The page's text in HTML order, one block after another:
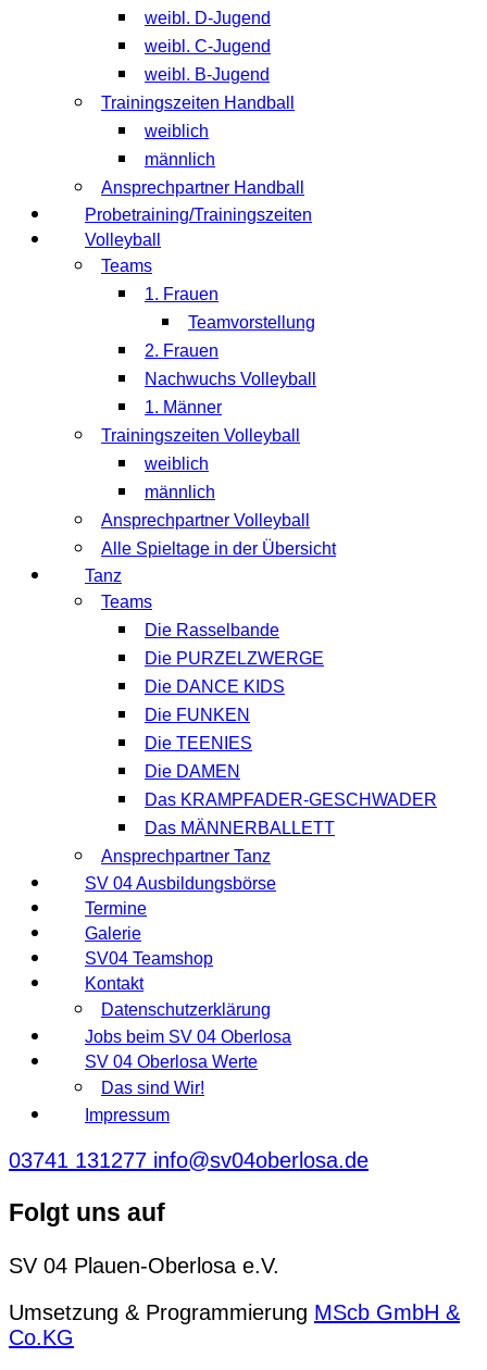
weibl. D-Jugend
weibl. C-Jugend
weibl. B-Jugend
Trainingszeiten Handball
weiblich
männlich
Ansprechpartner Handball
Probetraining/Trainingszeiten
Volleyball
Teams
1. Frauen
Teamvorstellung
2. Frauen
Nachwuchs Volleyball
1. Männer
Trainingszeiten Volleyball
weiblich
männlich
Ansprechpartner Volleyball
Alle Spieltage in der Übersicht
Tanz
Teams
Die Rasselbande
Die PURZELZWERGE
Die DANCE KIDS
Die FUNKEN
Die TEENIES
Die DAMEN
Das KRAMPFADER-GESCHWADER
Das MÄNNERBALLETT
Ansprechpartner Tanz
SV 04 Ausbildungsbörse
Termine
Galerie
SV04 Teamshop
Kontakt
Datenschutzerklärung
Jobs beim SV 04 Oberlosa
SV 04 Oberlosa Werte
Das sind Wir!
Impressum
03741 131277 info@sv04oberlosa.de
Folgt uns auf
SV 04 Plauen-Oberlosa e.V.
Umsetzung & Programmierung MScb GmbH &
Co.KG